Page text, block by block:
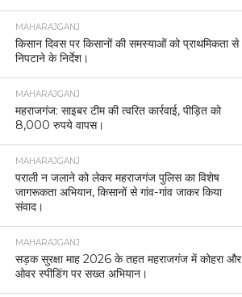
MAHARAJGANJ
किसान दिवस पर किसानों की समस्याओं को प्राथमिकता से
निपटाने के निर्देश।
MAHARAJGANJ
महराजगंज: साइबर टीम की त्वरित कार्रवाई, पीड़ित को
8,000 रुपये वापस।
MAHARAJGANJ
पराली न जलाने को लेकर महराजगंज पुलिस का विशेष
जागरूकता अभियान, किसानों से गांव-गांव जाकर किया
संवाद।
MAHARAJGANJ
सड़क सुरक्षा माह 2026 के तहत महराजगंज में कोहरा और
ओवर स्पीडिंग पर सख्त अभियान।